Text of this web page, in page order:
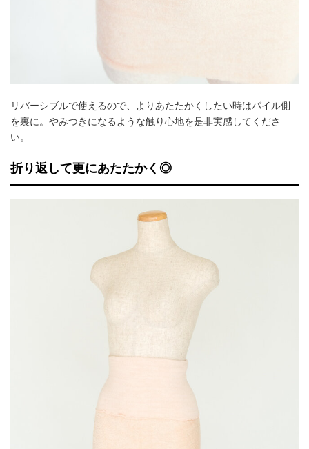
リバーシブルで使えるので、よりあたたかくしたい時はパイル側
を裏に。やみつきになるような触り心地を是非実感してくださ
い。
折り返して更にあたたかく◎